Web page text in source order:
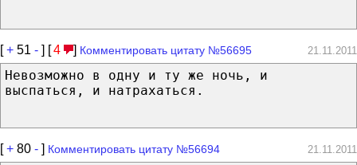
[+ 51 - ] [4 ] Комментировать цитату №56695 21.11.2011
Невозможно в одну и ту же ночь, и
выспаться, и натрахаться.
[+ 80 - ] Комментировать цитату №56694 21.11.2011